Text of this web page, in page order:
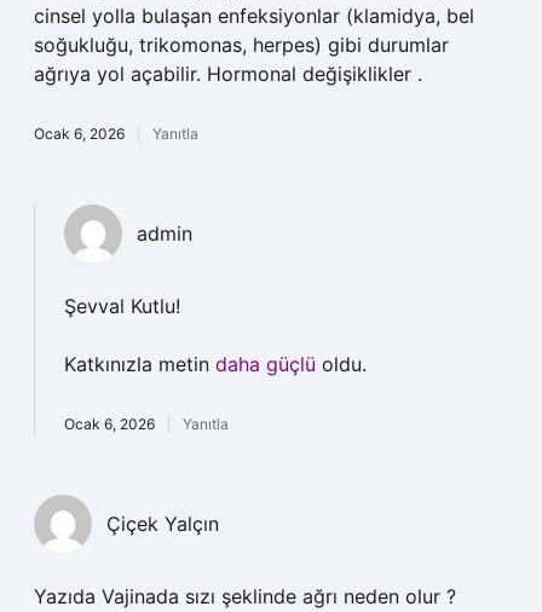
cinsel yolla bulaşan enfeksiyonlar (klamidya, bel
soğukluğu, trikomonas, herpes) gibi durumlar
ağrıya yol açabilir. Hormonal değişiklikler .
Ocak 6, 2026 Yanıtla
admin
Şevval Kutlu!
Katkınızla metin daha güçlü oldu.
Ocak 6, 2026 Yanıtla
Çiçek Yalçın
Yazıda Vajinada sızı şeklinde ağrı neden olur ?